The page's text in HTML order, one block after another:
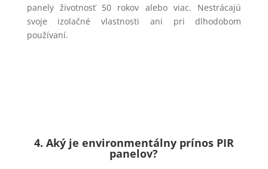
panely životnosť 50 rokov alebo viac. Nestrácajú
svoje izolačné vlastnosti ani pri dlhodobom
používaní.
4. Aký je environmentálny prínos PIR
panelov?